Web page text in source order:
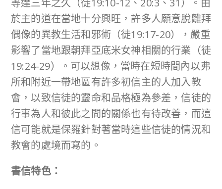
於主的道在當地十分興旺，許多人願意脫離拜
偶像的異教生活和邪術（徒19:17-20），嚴重
影響了當地跟朝拜亞底米女神相關的行業（徒
19:24-29）。可以想像，當時在短時間內以弗
所和附近一帶地區有許多初信主的人加入教
會，以致信徒的靈命和品格極為參差，信徒的
行事為人和彼此之間的關係也有待改善，而這
信可能就是保羅針對著當時這些信徒的情況和
教會的處境而寫的。
書信特色：